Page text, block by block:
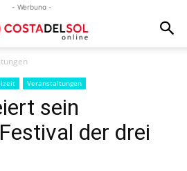
- Werbung -
Veranstaltungen
sein
der drei